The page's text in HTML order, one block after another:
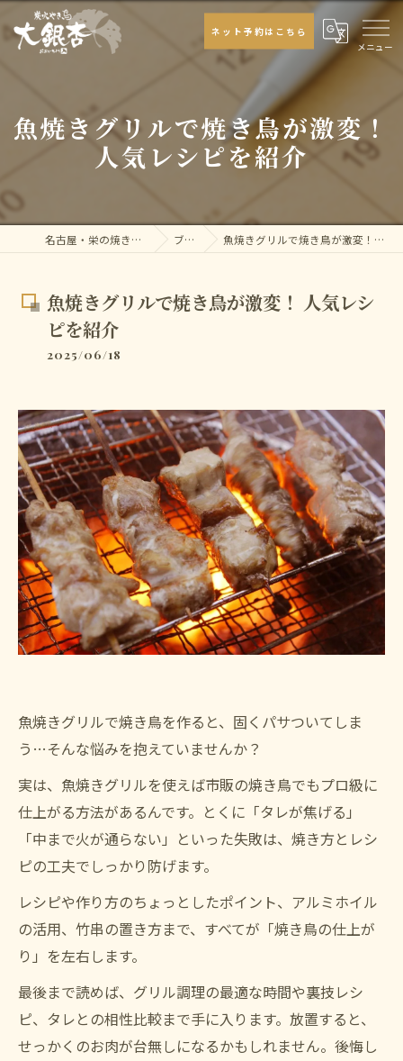
ネット予約はこちら
魚焼きグリルで焼き鳥が激変！
人気レシピを紹介
名古屋・栄の焼き鳥なら大銀杏 ブログ 魚焼きグリルで焼き鳥が激変！ 人気レシピを紹介
魚焼きグリルで焼き鳥が激変！ 人気レシ
ピを紹介
2025/06/18
魚焼きグリルで焼き鳥を作ると、固くパサついてしま
う…そんな悩みを抱えていませんか？
実は、魚焼きグリルを使えば市販の焼き鳥でもプロ級に
仕上がる方法があるんです。とくに「タレが焦げる」
「中まで火が通らない」といった失敗は、焼き方とレシ
ピの工夫でしっかり防げます。
レシピや作り方のちょっとしたポイント、アルミホイル
の活用、竹串の置き方まで、すべてが「焼き鳥の仕上が
り」を左右します。
最後まで読めば、グリル調理の最適な時間や裏技レシ
ピ、タレとの相性比較まで手に入ります。放置すると、
せっかくのお肉が台無しになるかもしれません。後悔し